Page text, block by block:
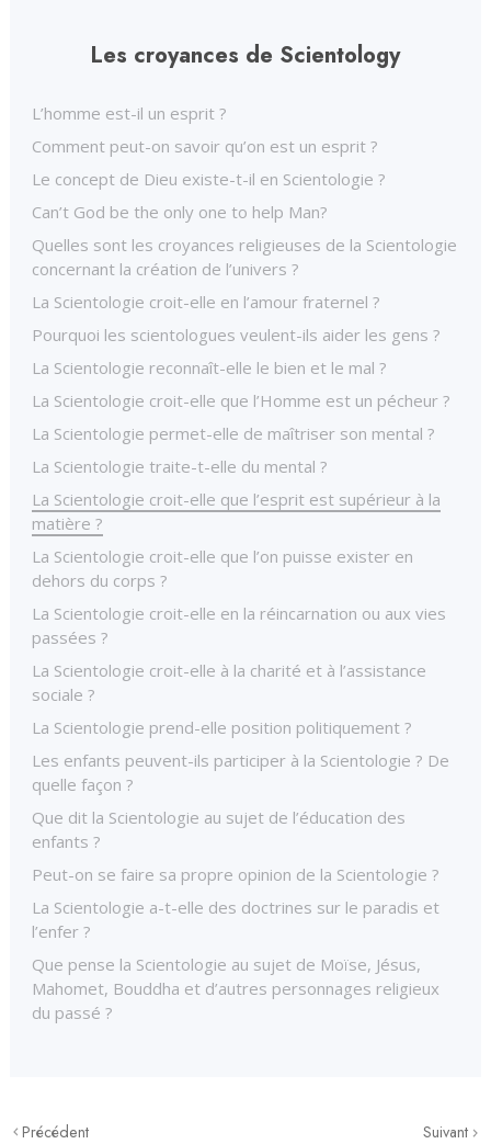
Les croyances de Scientology
L’homme est-il un esprit ?
Comment peut-on savoir qu’on est un esprit ?
Le concept de Dieu existe-t-il en Scientologie ?
Can’t God be the only one to help Man?
Quelles sont les croyances religieuses de la Scientologie
concernant la création de l’univers ?
La Scientologie croit-elle en l’amour fraternel ?
Pourquoi les scientologues veulent-ils aider les gens ?
La Scientologie reconnaît-elle le bien et le mal ?
La Scientologie croit-elle que l’Homme est un pécheur ?
La Scientologie permet-elle de maîtriser son mental ?
La Scientologie traite-t-elle du mental ?
La Scientologie croit-elle que l’esprit est supérieur à la
matière ?
La Scientologie croit-elle que l’on puisse exister en
dehors du corps ?
La Scientologie croit-elle en la réincarnation ou aux vies
passées ?
La Scientologie croit-elle à la charité et à l’assistance
sociale ?
La Scientologie prend-elle position politiquement ?
Les enfants peuvent-ils participer à la Scientologie ? De
quelle façon ?
Que dit la Scientologie au sujet de l’éducation des
enfants ?
Peut-on se faire sa propre opinion de la Scientologie ?
La Scientologie a-t-elle des doctrines sur le paradis et
l’enfer ?
Que pense la Scientologie au sujet de Moïse, Jésus,
Mahomet, Bouddha et d’autres personnages religieux
du passé ?
Précédent Suivant